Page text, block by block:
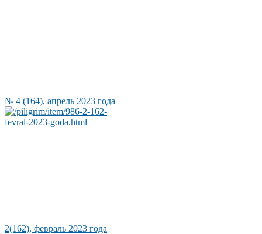
№ 4 (164), апрель 2023 года
2(162), февраль 2023 года